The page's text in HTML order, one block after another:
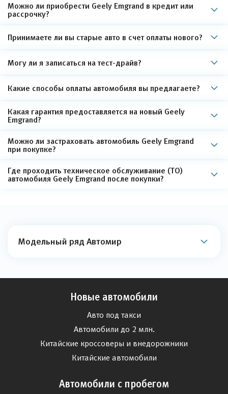
Можно ли приобрести Geely Emgrand в кредит или
рассрочку?
Принимаете ли вы старые авто в счет оплаты нового?
Могу ли я записаться на тест-драйв?
Какие способы оплаты автомобиля вы предлагаете?
Какая гарантия предоставляется на новый Geely
Emgrand?
Можно ли застраховать автомобиль Geely Emgrand
при покупке?
Где проходить техническое обслуживание (ТО)
автомобиля Geely Emgrand после покупки?
Модельный ряд Автомир
Новые автомобили
Авто под такси
Автомобили до 2 млн.
Китайские кроссоверы и внедорожники
Китайские автомобили
Автомобили с пробегом